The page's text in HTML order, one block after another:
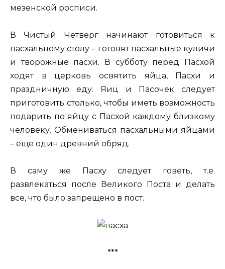
мезенской росписи.
В Чистый Четверг начинают готовиться к
пасхальному столу – готовят пасхальные куличи
и творожные пасхи. В субботу перед Пасхой
ходят в церковь освятить яйца, Пасхи и
праздничную еду. Яиц и Пасочек следует
приготовить столько, чтобы иметь возможность
подарить по яйцу с Пасхой каждому близкому
человеку. Обмениваться пасхальными яйцами
– еще один древний обряд.
В саму же Пасху следует говеть, т.е.
развлекаться после Великого Поста и делать
все, что было запрещено в пост.
***